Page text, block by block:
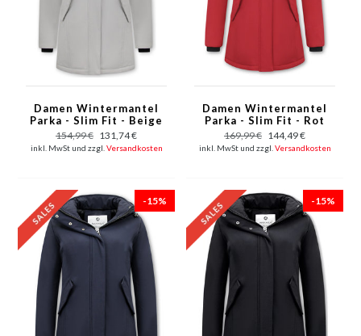
Damen Wintermantel
Parka - Slim Fit - Beige
154,99 € 131,74 €
inkl. MwSt und zzgl. Versandkosten
Damen Wintermantel
Parka - Slim Fit - Rot
169,99 € 144,49 €
inkl. MwSt und zzgl. Versandkosten
-15% -15%